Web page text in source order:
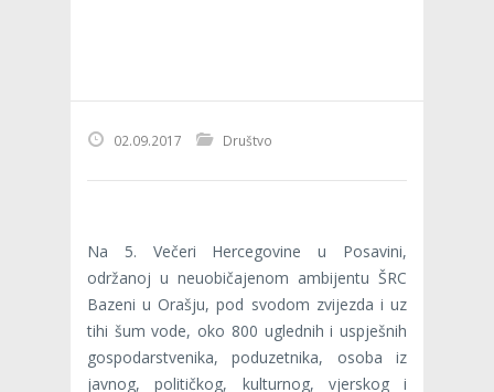
02.09.2017 Društvo
Na 5. Večeri Hercegovine u Posavini,
održanoj u neuobičajenom ambijentu ŠRC
Bazeni u Orašju, pod svodom zvijezda i uz
tihi šum vode, oko 800 uglednih i uspješnih
gospodarstvenika, poduzetnika, osoba iz
javnog, političkog, kulturnog, vjerskog i